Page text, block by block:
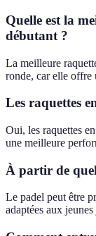
Quelle est la
débutant ?
La meilleure
ronde, car elle offre
Les raquettes
Oui, les raquettes
une meilleure
À partir de
Le padel peut être
adaptées aux